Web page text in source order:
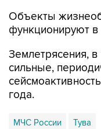
Объекты
функционируют
Землетрясения, в
сильные,
года.
МЧС России Тува